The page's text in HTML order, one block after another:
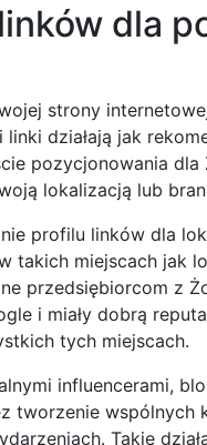
dla
strony
działają jak
pozycjonowania
lokalizacją lub
profilu linków dla
takich miejscach jak
przedsiębiorcom z
i miały dobrą
tych miejscach.
influencerami,
wspólnych
Takie